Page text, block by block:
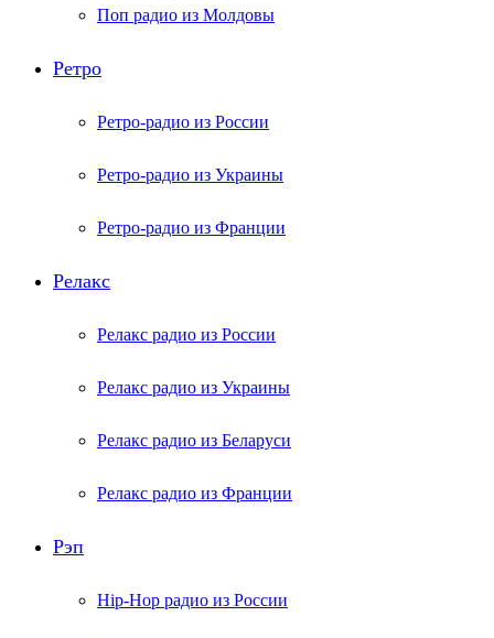
Поп радио из Молдовы
Ретро
Ретро-радио из России
Ретро-радио из Украины
Ретро-радио из Франции
Релакс
Релакс радио из России
Релакс радио из Украины
Релакс радио из Беларуси
Релакс радио из Франции
Рэп
Hip-Hop радио из России